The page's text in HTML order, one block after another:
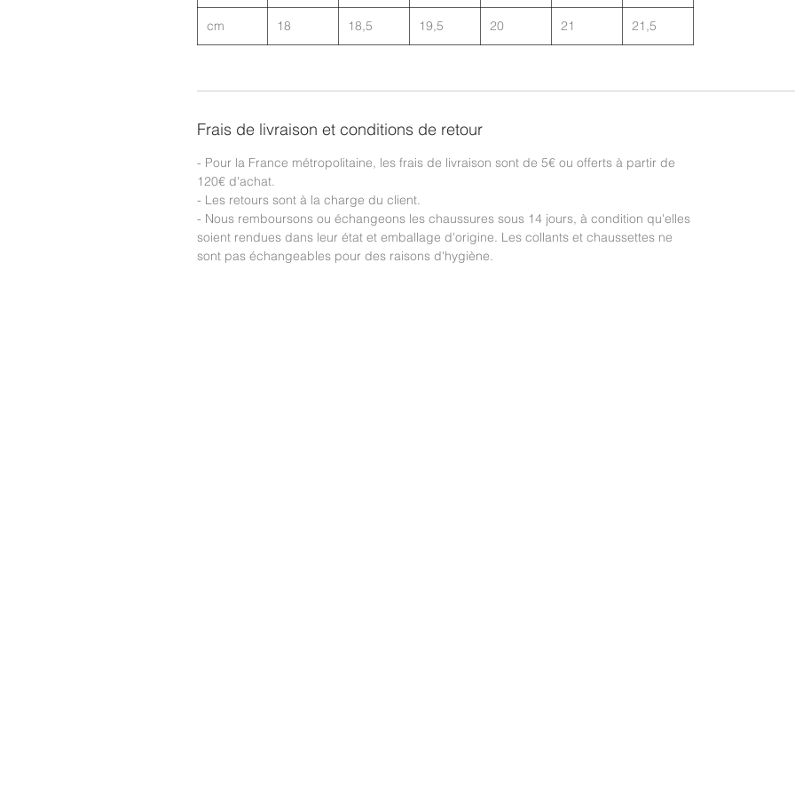
cm 18 18,5 19,5 20 21 21,5
Frais de livraison et conditions de retour
- Pour la France métropolitaine, les frais de livraison sont de 5€ ou offerts à partir de
120€ d'achat.
- Les retours sont à la charge du client.
- Nous remboursons ou échangeons les chaussures sous 14 jours, à condition qu'elles
soient rendues dans leur état et emballage d'origine. Les collants et chaussettes ne
sont pas échangeables pour des raisons d'hygiène.